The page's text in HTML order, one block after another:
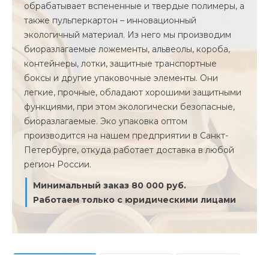
обрабатывает вспененные и твердые полимеры, а
также пульперкартон – инновационный
экологичный материал. Из него мы производим
биоразлагаемые ложементы, альвеолы, короба,
контейнеры, лотки, защитные транспортные
боксы и другие упаковочные элементы. Они
легкие, прочные, обладают хорошими защитными
функциями, при этом экологически безопасные,
биоразлагаемые. Эко упаковка оптом
производится на нашем предприятии в Санкт-
Петербурге, откуда работает доставка в любой
регион России.
Минимальный заказ 80 000 руб.
Работаем только с юридическими лицами